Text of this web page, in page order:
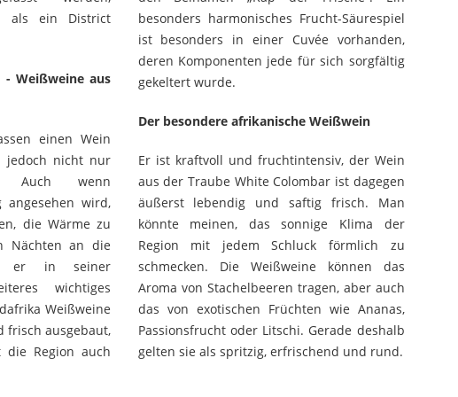
Weißweine aus
einen Wein
jedoch nicht nur
Auch wenn
angesehen wird,
die Wärme zu
Nächten an die
er in seiner
wichtiges
Weißweine
frisch ausgebaut,
Region auch
besonders harmonisches Frucht-Säurespiel
ist besonders in einer Cuvée vorhanden,
deren Komponenten jede für sich sorgfältig
gekeltert wurde.
Der besondere afrikanische Weißwein
Er ist kraftvoll und fruchtintensiv, der Wein
aus der Traube White Colombar ist dagegen
äußerst lebendig und saftig frisch. Man
könnte meinen, das sonnige Klima der
Region mit jedem Schluck förmlich zu
schmecken. Die Weißweine können das
Aroma von Stachelbeeren tragen, aber auch
das von exotischen Früchten wie Ananas,
Passionsfrucht oder Litschi. Gerade deshalb
gelten sie als spritzig, erfrischend und rund.